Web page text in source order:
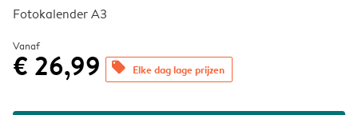
Fotokalender A3
Vanaf
€ 26,99 offers Elke dag lage prijzen